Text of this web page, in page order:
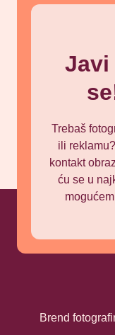
Javi
Trebaš
ili
kontakt
ću se u
Brend